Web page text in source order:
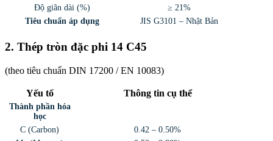
Độ giãn dài (%)
≥ 21%
Tiêu chuẩn áp dụng
JIS G3101 – Nhật Bản
2. Thép tròn đặc phi 14 C45
(theo tiêu chuẩn DIN 17200 / EN 10083)
Yếu tố Thông tin cụ thể
Thành phần hóa
học
C (Carbon)
0.42 – 0.50%